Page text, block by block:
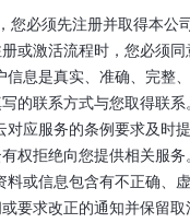
您必须先注册并取得本公
或激活流程时，您必须同
信息是真实、准确、完整
的联系方式与您取得联系
对应服务的条例要求及时
权拒绝向您提供相关服务
料或信息包含有不正确、
要求改正的通知并保留